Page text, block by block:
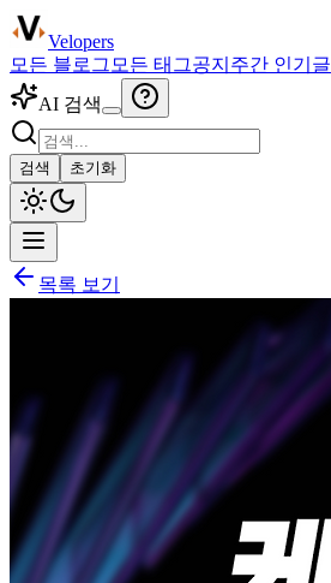
Velopers
모든 블로그 모든 태그공지 주간 인기글
AI 검색
검색 초기화
목록 보기